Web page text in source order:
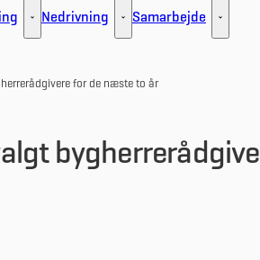
- Flere links
Udlejning - Flere links
Nedrivning Nedrivning - Flere links
Samarbejde
for de næste to år